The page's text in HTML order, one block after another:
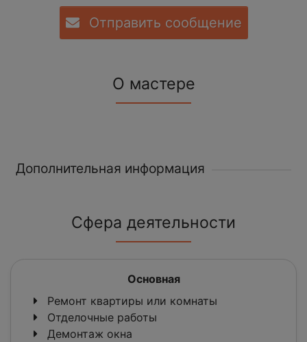
Отправить сообщение
О мастере
Дополнительная информация
Сфера деятельности
Основная
Ремонт квартиры или комнаты
Отделочные работы
Демонтаж окна